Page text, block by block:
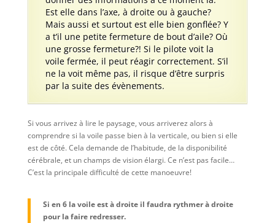
Est elle dans l’axe, à droite ou à gauche?
Mais aussi et surtout est elle bien gonflée? Y
a t’il une petite fermeture de bout d’aile? Où
une grosse fermeture?! Si le pilote voit la
voile fermée, il peut réagir correctement. S’il
ne la voit même pas, il risque d’être surpris
par la suite des évènements.
Si vous arrivez à lire le paysage, vous arriverez alors à
comprendre si la voile passe bien à la verticale, ou bien si elle
est de côté. Cela demande de l’habitude, de la disponibilité
cérébrale, et un champs de vision élargi. Ce n’est pas facile…
C’est la principale difficulté de cette manoeuvre!
Si en 6 la voile est à droite il faudra rythmer à droite
pour la faire redresser.